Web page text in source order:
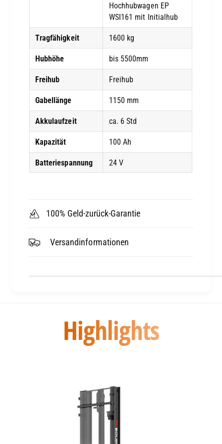
Einsatz im Mehrschichtbetrieb.
Ihre Vorteile mit dem EP-WSI161:
Initialhub für mehr Bodenfreiheit und sicheres
Fahren auf unebenem Untergrund oder
Rampen
Möglichkeit zur Doppelstockverladung – zwei
Paletten gleichzeitig transportieren
Hubhöhe bis 5500 mm – ideal für
Hochregallager und platzsparende
1600 kg Tragkraft – zuverlässig auch bei
schmalen Gängen und beengten Lagerflächen
Technische Daten im Überblick:
Tragkraft: 1600 kg
Max. Hubhöhe: 5500 mm
Hochhubwagen EP
WSI161 mit Initialhub
Tragfähigkeit 1600 kg
Hubhöhe bis 5500mm
Freihub Freihub
Gabellänge 1150 mm
Akkulaufzeit ca. 6 Std
Kapazität 100 Ah
Batteriespannung 24 V
100% Geld-zurück-Garantie
Versandinformationen
Highlights